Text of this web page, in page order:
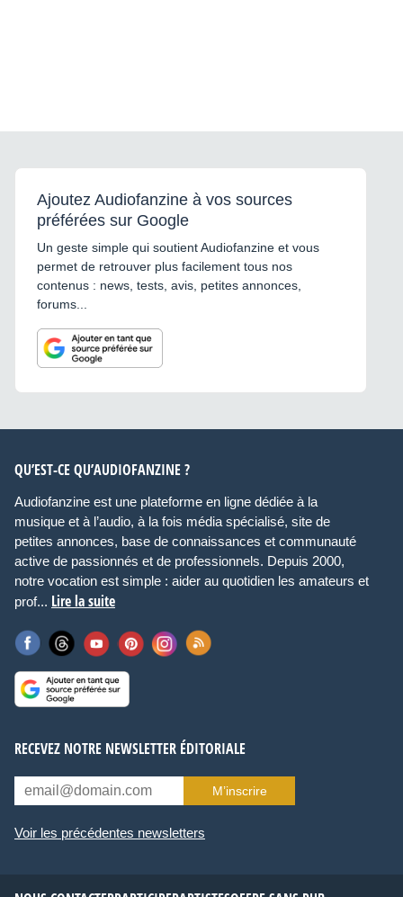
Ajoutez Audiofanzine à vos sources
préférées sur Google
Un geste simple qui soutient Audiofanzine et vous
permet de retrouver plus facilement tous nos
contenus : news, tests, avis, petites annonces,
forums...
QU’EST-CE QU’AUDIOFANZINE ?
Audiofanzine est une plateforme en ligne dédiée à la
musique et à l’audio, à la fois média spécialisé, site de
petites annonces, base de connaissances et communauté
active de passionnés et de professionnels. Depuis 2000,
notre vocation est simple : aider au quotidien les amateurs et
prof... Lire la suite
RECEVEZ NOTRE NEWSLETTER ÉDITORIALE
M’inscrire
Voir les précédentes newsletters